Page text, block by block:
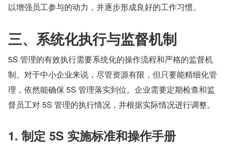
以增强员工参与的动力，并逐步形成良好的工作习惯。
三、系统化执行与监督机制
5S 管理的有效执行需要系统化的操作流程和严格的监督机
制。对于中小企业来说，尽管资源有限，但只要能精细化管
理，依然能确保 5S 管理落实到位。企业需要定期检查和监
督员工对 5S 管理的执行情况，并根据实际情况进行调整。
1. 制定 5S 实施标准和操作手册